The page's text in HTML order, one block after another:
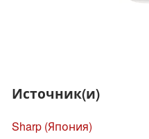
Источник(и)
Sharp (Япония)